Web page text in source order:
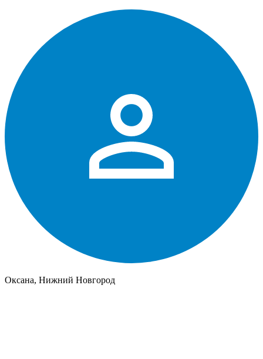
Оксана, Нижний Новгород